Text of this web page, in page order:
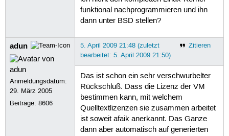
funktional nachprogrammieren und ihn
dann unter BSD stellen?
adun
Anmeldungsdatum:
29. März 2005
Beiträge:8606
Zitieren
5. April 2009 21:48 (zuletzt
bearbeitet: 5. April 2009 21:50)
Das ist schon ein sehr verschwurbelter
Rückschluß. Dass die Lizenz der VM
bestimmen kann, mit welchem
Quelltextlizenzen sie zusammen arbeitet
ist soweit afaik anerkannt. Das Ganze
dann aber automatisch auf generierten